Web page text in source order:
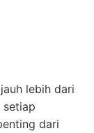
lebih dari
setiap
dari